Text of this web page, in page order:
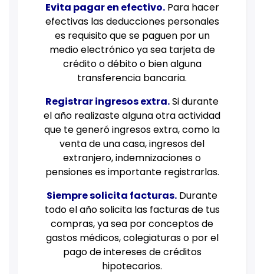
Evita pagar en efectivo.Para hacer
efectivas las deducciones personales
es requisito que se paguen por un
medio electrónico ya sea tarjeta de
crédito o débito o bien alguna
transferencia bancaria.
Registrar ingresos extra.Si durante
el año realizaste alguna otra actividad
que te generó ingresos extra, como la
venta de una casa, ingresos del
extranjero, indemnizaciones o
pensiones es importante registrarlas.
Siempre solicita facturas. Durante
todo el año solicita las facturas de tus
compras, ya sea por conceptos de
gastos médicos, colegiaturas o por el
pago de intereses de créditos
hipotecarios.